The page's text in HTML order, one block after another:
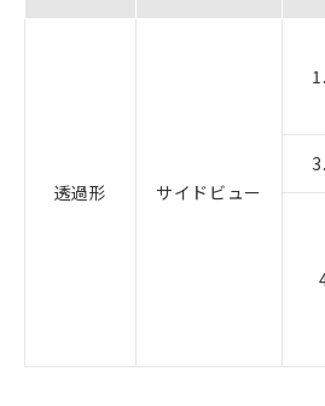
透過形 サイドビュー